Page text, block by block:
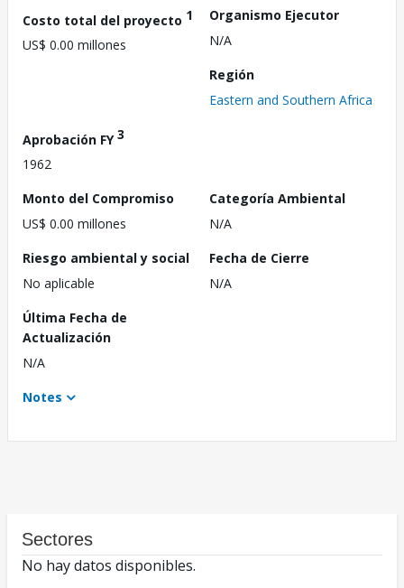
Costo total del proyecto 1
US$ 0.00 millones
Organismo Ejecutor
N/A
Región
Eastern and Southern Africa
Aprobación FY3
1962
Monto del Compromiso
US$ 0.00 millones
Categoría Ambiental
N/A
Riesgo ambiental y social
No aplicable
Fecha de Cierre
N/A
Última Fecha de
Actualización
N/A
Notes
Sectores
No hay datos disponibles.